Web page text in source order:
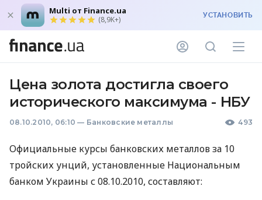
Multi от Finance.ua
(8,9K+) УСТАНОВИТЬ
Цена золота достигла своего
исторического максимума - НБУ
08.10.2010, 06:10 — Банковские металлы 493
Официальные курсы банковских металлов за 10
тройских унций, установленные Национальным
банком Украины с 08.10.2010, составляют: